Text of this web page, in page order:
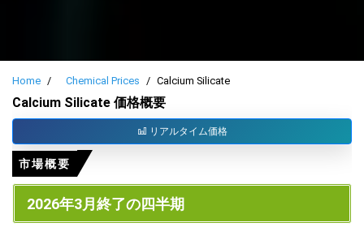
Home Chemical Prices Calcium Silicate
Calcium Silicate 価格概要
リアルタイム価格
市場概要
2026年3月終了の四半期